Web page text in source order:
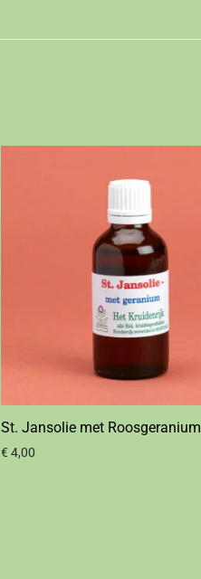
St. Jansolie met Roosgeranium
€ 4,00